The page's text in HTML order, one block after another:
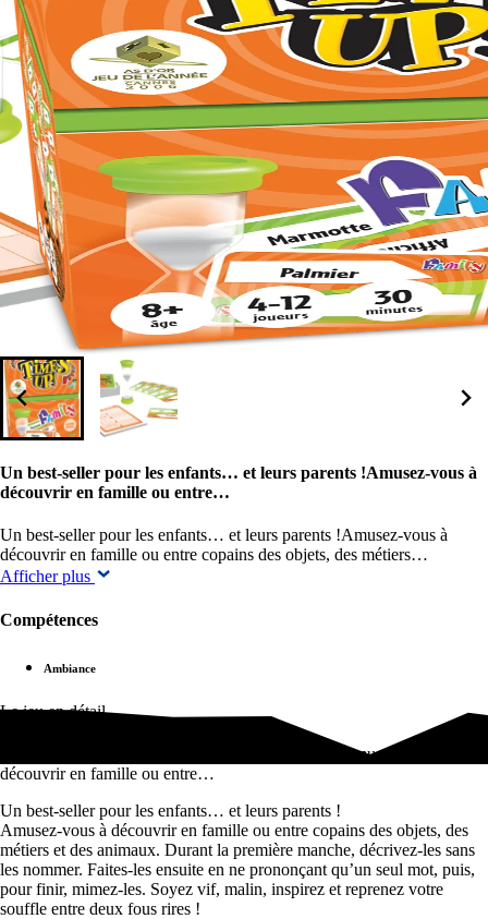
Un best-seller pour les enfants… et leurs parents !Amusez-vous à
découvrir en famille ou entre…
Un best-seller pour les enfants… et leurs parents !Amusez-vous à
découvrir en famille ou entre copains des objets, des métiers…
Afficher plus
Compétences
Ambiance
Le jeu en détail
Un best-seller pour les enfants… et leurs parents !Amusez-vous à
découvrir en famille ou entre…
Un best-seller pour les enfants… et leurs parents !
Amusez-vous à découvrir en famille ou entre copains des objets, des
métiers et des animaux. Durant la première manche, décrivez-les sans
les nommer. Faites-les ensuite en ne prononçant qu’un seul mot, puis,
pour finir, mimez-les. Soyez vif, malin, inspirez et reprenez votre
souffle entre deux fous rires !